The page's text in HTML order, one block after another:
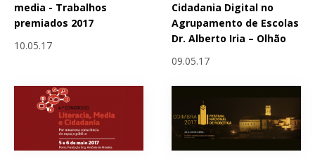
media - Trabalhos
premiados 2017
10.05.17
Cidadania Digital no
Agrupamento de Escolas
Dr. Alberto Iria – Olhão
09.05.17